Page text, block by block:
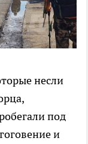
несли
под
и